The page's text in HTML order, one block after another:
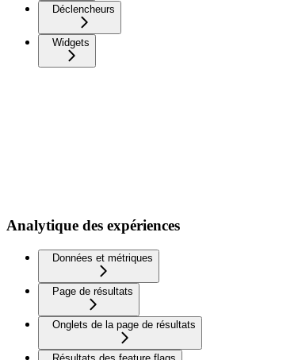
Déclencheurs
Widgets
Analytique des expériences
Données et métriques
Page de résultats
Onglets de la page de résultats